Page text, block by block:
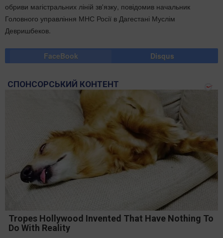
обриви магістральних ліній зв'язку, повідомив начальник
Головного управління МНС Росії в Дагестані Муслім
Девришбеков.
FaceBook Disqus
СПОНСОРСЬКИЙ КОНТЕНТ
Tropes Hollywood Invented That Have Nothing To
Do With Reality